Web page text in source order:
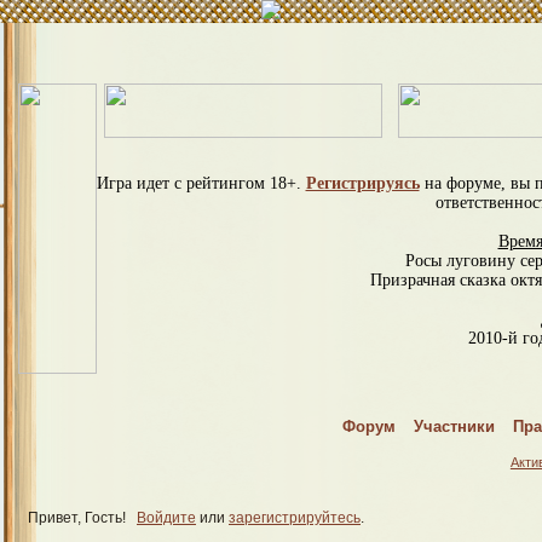
Форум Участники
Игра идет с рейтингом 18+. Регистрируясьна форуме, вы
Росы луговину
Призрачная сказка
2010-й
Привет, Гость! Войдите или зарегистрируйтесь